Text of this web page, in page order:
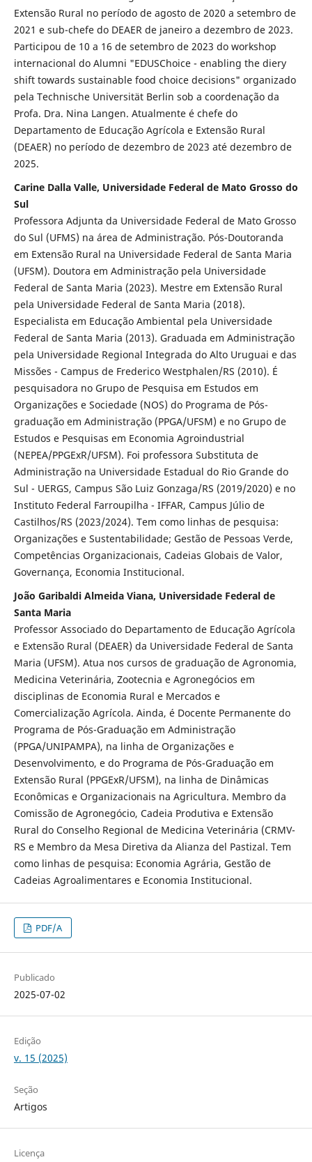
Extensão Rural no período de agosto de 2020 a setembro de
2021 e sub-chefe do DEAER de janeiro a dezembro de 2023.
Participou de 10 a 16 de setembro de 2023 do workshop
internacional do Alumni "EDUSChoice - enabling the diery
shift towards sustainable food choice decisions" organizado
pela Technische Universität Berlin sob a coordenação da
Profa. Dra. Nina Langen. Atualmente é chefe do
Departamento de Educação Agrícola e Extensão Rural
(DEAER) no período de dezembro de 2023 até dezembro de
2025.
Carine Dalla Valle, Universidade Federal de Mato Grosso do
Sul
Professora Adjunta da Universidade Federal de Mato Grosso
do Sul (UFMS) na área de Administração. Pós-Doutoranda
em Extensão Rural na Universidade Federal de Santa Maria
(UFSM). Doutora em Administração pela Universidade
Federal de Santa Maria (2023). Mestre em Extensão Rural
pela Universidade Federal de Santa Maria (2018).
Especialista em Educação Ambiental pela Universidade
Federal de Santa Maria (2013). Graduada em Administração
pela Universidade Regional Integrada do Alto Uruguai e das
Missões - Campus de Frederico Westphalen/RS (2010). É
pesquisadora no Grupo de Pesquisa em Estudos em
Organizações e Sociedade (NOS) do Programa de Pós-
graduação em Administração (PPGA/UFSM) e no Grupo de
Estudos e Pesquisas em Economia Agroindustrial
(NEPEA/PPGExR/UFSM). Foi professora Substituta de
Administração na Universidade Estadual do Rio Grande do
Sul - UERGS, Campus São Luiz Gonzaga/RS (2019/2020) e no
Instituto Federal Farroupilha - IFFAR, Campus Júlio de
Castilhos/RS (2023/2024). Tem como linhas de pesquisa:
Organizações e Sustentabilidade; Gestão de Pessoas Verde,
Competências Organizacionais, Cadeias Globais de Valor,
Governança, Economia Institucional.
João Garibaldi Almeida Viana, Universidade Federal de
Santa Maria
Professor Associado do Departamento de Educação Agrícola
e Extensão Rural (DEAER) da Universidade Federal de Santa
Maria (UFSM). Atua nos cursos de graduação de Agronomia,
Medicina Veterinária, Zootecnia e Agronegócios em
disciplinas de Economia Rural e Mercados e
Comercialização Agrícola. Ainda, é Docente Permanente do
Programa de Pós-Graduação em Administração
(PPGA/UNIPAMPA), na linha de Organizações e
Desenvolvimento, e do Programa de Pós-Graduação em
Extensão Rural (PPGExR/UFSM), na linha de Dinâmicas
Econômicas e Organizacionais na Agricultura. Membro da
Comissão de Agronegócio, Cadeia Produtiva e Extensão
Rural do Conselho Regional de Medicina Veterinária (CRMV-
RS e Membro da Mesa Diretiva da Alianza del Pastizal. Tem
como linhas de pesquisa: Economia Agrária, Gestão de
Cadeias Agroalimentares e Economia Institucional.
PDF/A
Publicado
2025-07-02
Edição
v. 15 (2025)
Seção
Artigos
Licença